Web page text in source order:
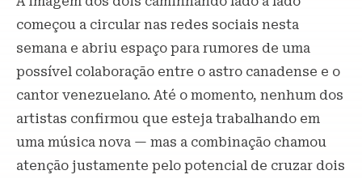
começou a circular nas redes sociais nesta
semana e abriu espaço para rumores de uma
possível colaboração entre o astro canadense e o
cantor venezuelano. Até o momento, nenhum dos
artistas confirmou que esteja trabalhando em
uma música nova — mas a combinação chamou
atenção justamente pelo potencial de cruzar dois